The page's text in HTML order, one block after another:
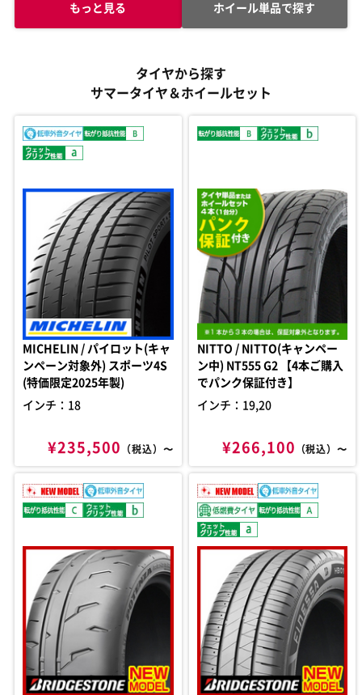
タイヤから探す
サマータイヤ＆ホイールセット
MICHELIN / パイロット(キャ
ンペーン対象外) スポーツ4S
(特価限定2025年製)
インチ：18
¥235,500 （税込）〜
NITTO / NITTO(キャンペー
ン中) NT555 G2 【4本ご購入
でパンク保証付き】
インチ：19,20
¥266,100 （税込）〜
もっと見る ホイール単品で探す